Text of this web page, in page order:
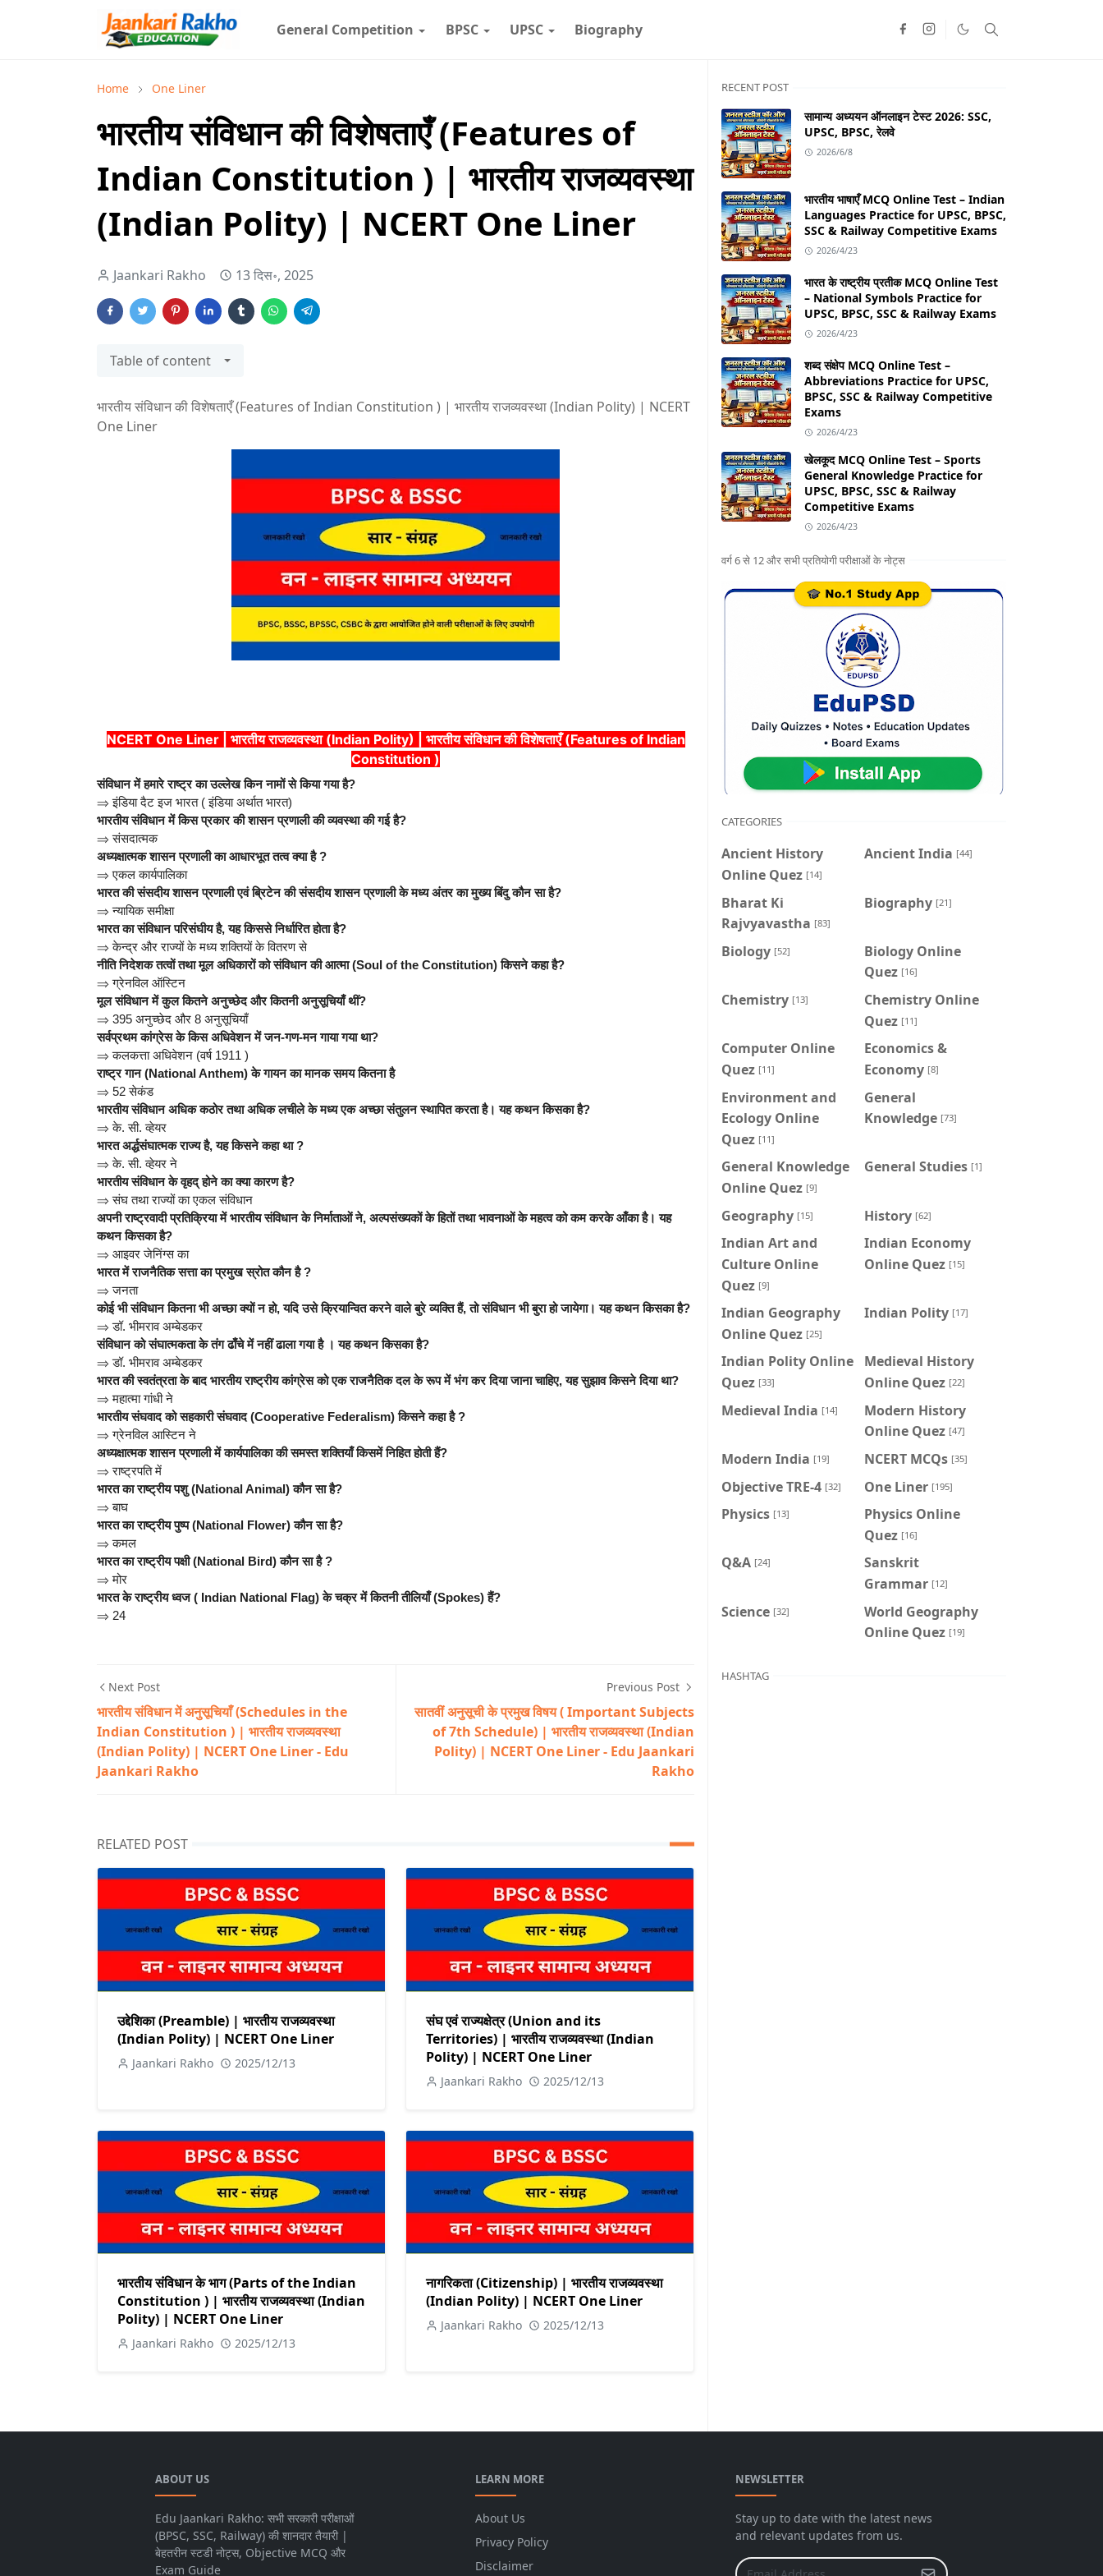
General Competition BPSC UPSC Biography
Home One Liner
भारतीय संविधान की विशेषताएँ (Features of
Indian Constitution ) | भारतीय राजव्यवस्था
(Indian Polity) | NCERT One Liner
Jaankari Rakho 13 दिस॰, 2025
Table of content
भारतीय संविधान की विशेषताएँ (Features of Indian Constitution ) | भारतीय राजव्यवस्था (Indian Polity) | NCERT
One Liner
NCERT One Liner | भारतीय राजव्यवस्था (Indian Polity) | भारतीय संविधान की विशेषताएँ (Features of Indian
Constitution )
संविधान में हमारे राष्ट्र का उल्लेख किन नामों से किया गया है?
⇒ इंडिया दैट इज भारत ( इंडिया अर्थात भारत)
भारतीय संविधान में किस प्रकार की शासन प्रणाली की व्यवस्था की गई है?
⇒संसदात्मक
अध्यक्षात्मक शासन प्रणाली का आधारभूत तत्व क्या है ?
⇒ एकल कार्यपालिका
भारत की संसदीय शासन प्रणाली एवं ब्रिटेन की संसदीय शासन प्रणाली के मध्य अंतर का मुख्य बिंदु कौन सा है?
⇒ न्यायिक समीक्षा
भारत का संविधान परिसंघीय है, यह किससे निर्धारित होता है?
⇒ केन्द्र और राज्यों के मध्य शक्तियों के वितरण से
नीति निदेशक तत्वों तथा मूल अधिकारों को संविधान की आत्मा (Soul of the Constitution) किसने कहा है?
⇒ ग्रेनविल ऑस्टिन
मूल संविधान में कुल कितने अनुच्छेद और कितनी अनुसूचियाँ थीं?
⇒ 395 अनुच्छेद और 8 अनुसूचियाँ
सर्वप्रथम कांग्रेस के किस अधिवेशन में जन-गण-मन गाया गया था?
⇒ कलकत्ता अधिवेशन (वर्ष 1911 )
राष्ट्र गान (National Anthem) के गायन का मानक समय कितना है
⇒ 52 सेकंड
भारतीय संविधान अधिक कठोर तथा अधिक लचीले के मध्य एक अच्छा संतुलन स्थापित करता है। यह कथन किसका है?
⇒ के. सी. व्हेयर
भारत अर्द्धसंघात्मक राज्य है, यह किसने कहा था ?
⇒ के. सी. व्हेयर ने
भारतीय संविधान के वृहद् होने का क्या कारण है?
⇒संघ तथा राज्यों का एकल संविधान
अपनी राष्ट्रवादी प्रतिक्रिया में भारतीय संविधान के निर्माताओं ने, अल्पसंख्यकों के हितों तथा भावनाओं के महत्व को कम करके आँका है। यह
कथन किसका है?
⇒ आइवर जेनिंग्स का
भारत में राजनैतिक सत्ता का प्रमुख स्रोत कौन है ?
⇒ जनता
कोई भी संविधान कितना भी अच्छा क्यों न हो, यदि उसे क्रियान्वित करने वाले बुरे व्यक्ति हैं, तो संविधान भी बुरा हो जायेगा। यह कथन किसका है?
⇒डॉ. भीमराव अम्बेडकर
संविधान को संघात्मकता के तंग ढाँचे में नहीं ढाला गया है । यह कथन किसका है?
⇒ डॉ. भीमराव अम्बेडकर
भारत की स्वतंत्रता के बाद भारतीय राष्ट्रीय कांग्रेस को एक राजनैतिक दल के रूप में भंग कर दिया जाना चाहिए, यह सुझाव किसने दिया था?
⇒महात्मा गांधी ने
भारतीय संघवाद को सहकारी संघवाद (Cooperative Federalism) किसने कहा है ?
⇒ग्रेनविल आस्टिन ने
अध्यक्षात्मक शासन प्रणाली में कार्यपालिका की समस्त शक्तियाँ किसमें निहित होती हैं?
⇒राष्ट्रपति में
भारत का राष्ट्रीय पशु (National Animal) कौन सा है?
⇒बाघ
भारत का राष्ट्रीय पुष्प (National Flower) कौन सा है?
⇒ कमल
भारत का राष्ट्रीय पक्षी (National Bird) कौन सा है ?
⇒ मोर
भारत के राष्ट्रीय ध्वज ( Indian National Flag) के चक्र में कितनी तीलियाँ (Spokes) हैं?
⇒ 24
Next Post
भारतीय संविधान में अनुसूचियाँ (Schedules in the
Indian Constitution ) | भारतीय राजव्यवस्था
(Indian Polity) | NCERT One Liner - Edu
Jaankari Rakho
Previous Post
सातवीं अनुसूची के प्रमुख विषय ( Important Subjects
of 7th Schedule) | भारतीय राजव्यवस्था (Indian
Polity) | NCERT One Liner - Edu Jaankari
Rakho
RELATED POST
उद्देशिका (Preamble) | भारतीय राजव्यवस्था
(Indian Polity) | NCERT One Liner
Jaankari Rakho 2025/12/13
संघ एवं राज्यक्षेत्र (Union and its
Territories) | भारतीय राजव्यवस्था (Indian
Polity) | NCERT One Liner
Jaankari Rakho 2025/12/13
भारतीय संविधान के भाग (Parts of the Indian
Constitution ) | भारतीय राजव्यवस्था (Indian
Polity) | NCERT One Liner
Jaankari Rakho 2025/12/13
नागरिकता (Citizenship) | भारतीय राजव्यवस्था
(Indian Polity) | NCERT One Liner
Jaankari Rakho 2025/12/13
RECENT POST
सामान्य अध्ययन ऑनलाइन टेस्ट 2026: SSC,
UPSC, BPSC, रेलवे
2026/6/8
भारतीय भाषाएँ MCQ Online Test – Indian
Languages Practice for UPSC, BPSC,
SSC & Railway Competitive Exams
2026/4/23
भारत के राष्ट्रीय प्रतीक MCQ Online Test
– National Symbols Practice for
UPSC, BPSC, SSC & Railway Exams
2026/4/23
शब्द संक्षेप MCQ Online Test –
Abbreviations Practice for UPSC,
BPSC, SSC & Railway Competitive
Exams
2026/4/23
खेलकूद MCQ Online Test – Sports
General Knowledge Practice for
UPSC, BPSC, SSC & Railway
Competitive Exams
2026/4/23
वर्ग 6 से 12 और सभी प्रतियोगी परीक्षाओं के नोट्स
CATEGORIES
Ancient History
Online Quez [14]
Ancient India [44]
Bharat Ki
Rajvyavastha [83]
Biography [21]
Biology [52]
Biology Online
Quez [16]
Chemistry [13]
Chemistry Online
Quez [11]
Computer Online
Quez [11]
Economics &
Economy [8]
Environment and
Ecology Online
Quez [11]
General
Knowledge [73]
General Knowledge
Online Quez [9]
General Studies [1]
Geography [15] History [62]
Indian Art and
Culture Online
Quez [9]
Indian Economy
Online Quez [15]
Indian Geography
Online Quez [25]
Indian Polity [17]
Indian Polity Online
Quez [33]
Medieval History
Online Quez [22]
Medieval India [14]
Modern History
Online Quez [47]
Modern India [19] NCERT MCQs [35]
Objective TRE-4 [32] One Liner [195]
Physics [13]
Physics Online
Quez [16]
Q&A [24]
Sanskrit
Grammar [12]
Science [32]
World Geography
Online Quez [19]
HASHTAG
ABOUT US
Edu Jaankari Rakho: सभी सरकारी परीक्षाओं
(BPSC, SSC, Railway) की शानदार तैयारी |
बेहतरीन स्टडी नोट्स, Objective MCQ और
Exam Guide
LEARN MORE
About Us
Privacy Policy
Disclaimer
NEWSLETTER
Stay up to date with the latest news
and relevant updates from us.